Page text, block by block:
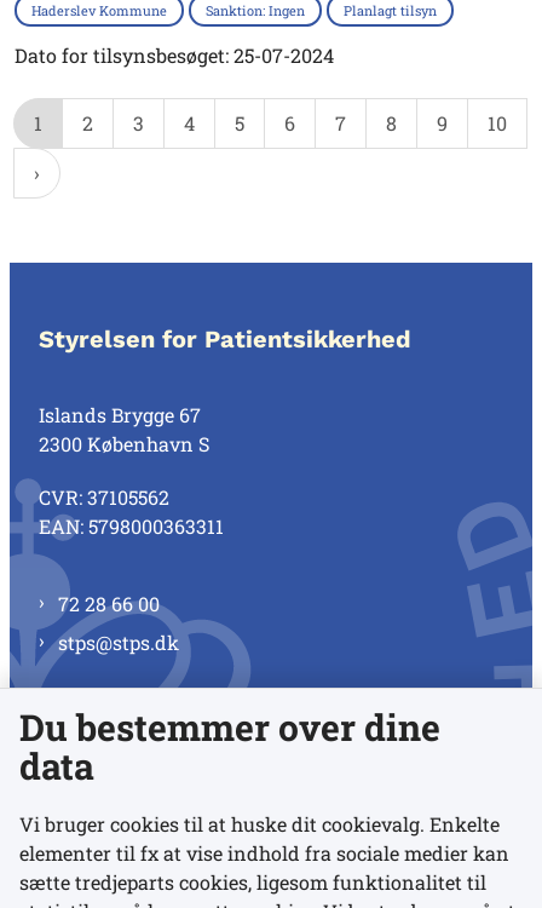
Haderslev Kommune Sanktion: Ingen Planlagt tilsyn
Dato for tilsynsbesøget: 25-07-2024
1 2 3 4 5 6 7 8 9 10
Styrelsen for Patientsikkerhed
Islands Brygge 67
2300 København S
CVR: 37105562
EAN: 5798000363311
72 28 66 00
stps@stps.dk
Se alle kontaktnumre
Links
Du bestemmer over dine
data
Vi bruger cookies til at huske dit cookievalg. Enkelte
elementer til fx at vise indhold fra sociale medier kan
sætte tredjeparts cookies, ligesom funktionalitet til